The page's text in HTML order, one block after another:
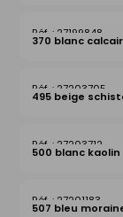
27199848
370 blanc
27203705
495 beige
27203712
500 blanc kaolin
27201183
507 bleu